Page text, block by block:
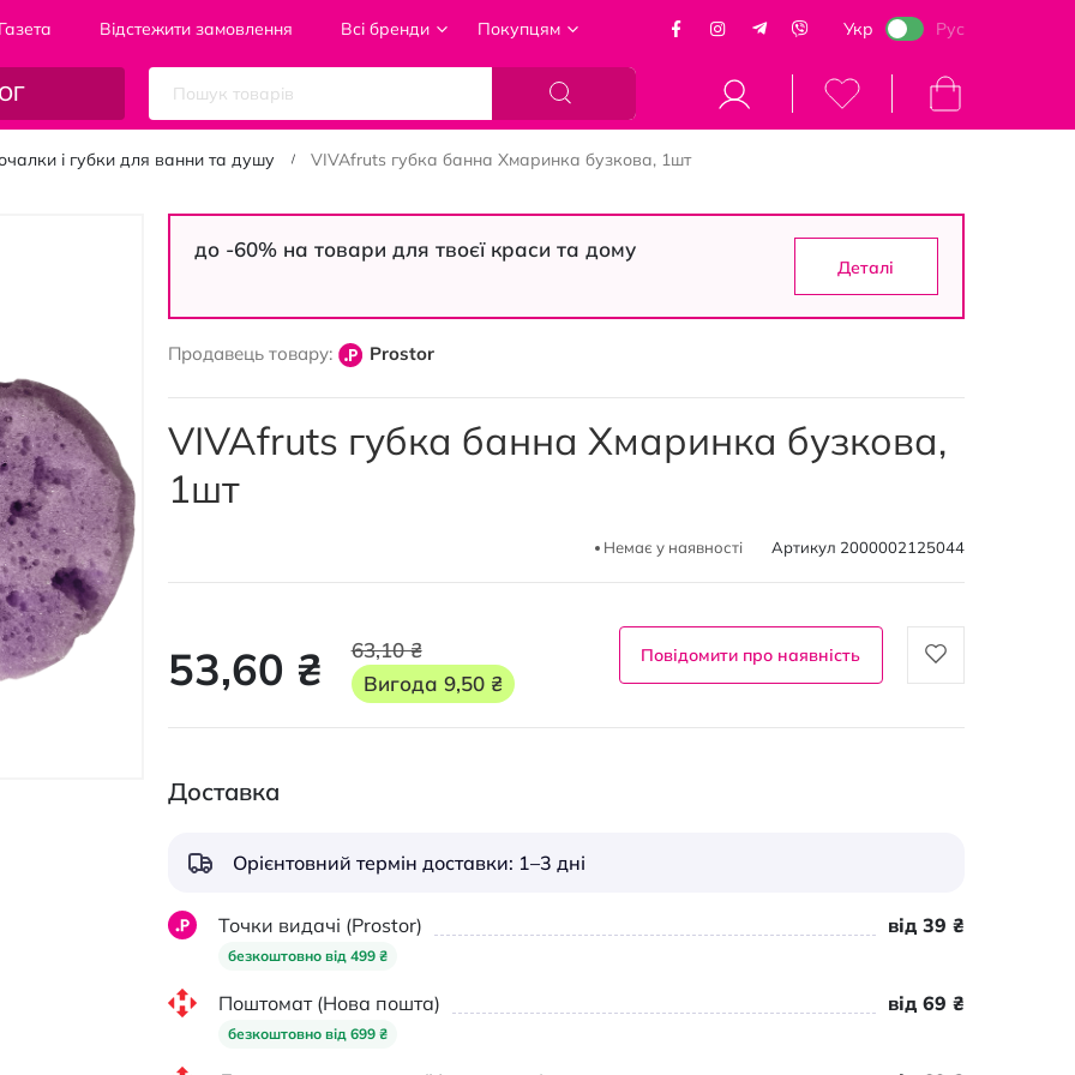
Газета Відстежити замовлення Всі бренди Покупцям Укр Рус
Кошик
і губки для ванни та душу VIVAfruts губка банна Хмаринка бузкова, 1шт
до -60% на товари для твоєї краси та дому
Деталі
Продавець товару: Prostor
VIVAfruts губка банна Хмаринка бузкова,
1шт
Немає у наявності Артикул 2000002125044
53,60 ₴
63,10 ₴
Вигода 9,50 ₴
Повідомити про наявність
Доставка
Орієнтовний термін доставки: 1–3 дні
Точки видачі (Prostor)
безкоштовно від 499 ₴
від 39 ₴
Поштомат (Нова пошта)
безкоштовно від 699 ₴
від 69 ₴